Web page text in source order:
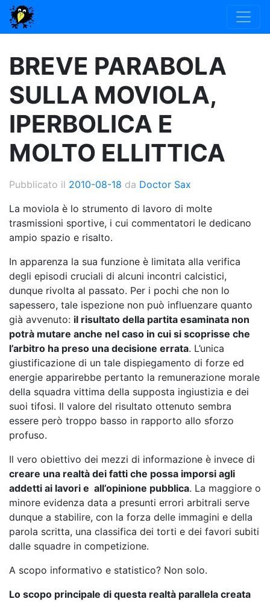
BREVE PARABOLA
SULLA MOVIOLA,
IPERBOLICA E
MOLTO ELLITTICA
Pubblicato il 2010-08-18 da Doctor Sax
La moviola è lo strumento di lavoro di molte
trasmissioni sportive, i cui commentatori le dedicano
ampio spazio e risalto.
In apparenza la sua funzione è limitata alla verifica
degli episodi cruciali di alcuni incontri calcistici,
dunque rivolta al passato. Per i pochi che non lo
sapessero, tale ispezione non può influenzare quanto
già avvenuto: il risultato della partita esaminata non
potrà mutare anche nel caso in cui si scoprisse che
l’arbitro ha preso una decisione errata. L’unica
giustificazione di un tale dispiegamento di forze ed
energie apparirebbe pertanto la remunerazione morale
della squadra vittima della supposta ingiustizia e dei
suoi tifosi. Il valore del risultato ottenuto sembra
essere però troppo basso in rapporto allo sforzo
profuso.
Il vero obiettivo dei mezzi di informazione è invece di
creare una realtà dei fatti che possa imporsi agli
addetti ai lavori e all’opinione pubblica. La maggiore o
minore evidenza data a presunti errori arbitrali serve
dunque a stabilire, con la forza delle immagini e della
parola scritta, una classifica dei torti e dei favori subiti
dalle squadre in competizione.
A scopo informativo e statistico? Non solo.
Lo scopo principale di questa realtà parallela creata